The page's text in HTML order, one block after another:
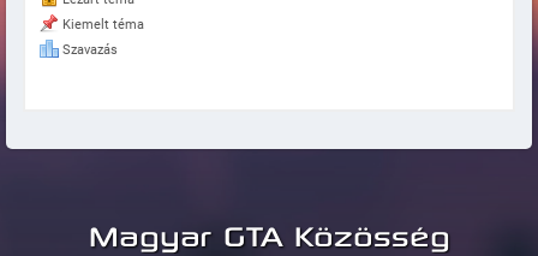
Kiemelt téma
Szavazás
Magyar GTA Közösség